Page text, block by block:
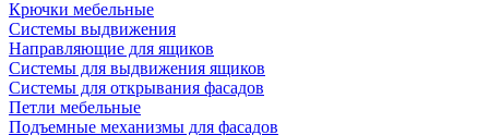
Крючки мебельные
Системы выдвижения
Направляющие для ящиков
Системы для выдвижения ящиков
Системы для открывания фасадов
Петли мебельные
Подъемные механизмы для фасадов